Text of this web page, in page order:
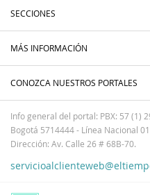
SECCIONES
MÁS INFORMACIÓN
CONOZCA NUESTROS PORTALES
Info general del portal: PBX: 57 (1)
Bogotá 5714444 - Línea Nacional
Dirección: Av. Calle 26 # 68B-70.